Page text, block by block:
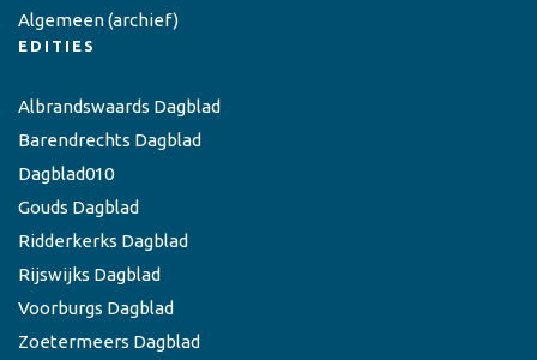
Algemeen(archief)
EDITIES
Albrandswaards Dagblad
Barendrechts Dagblad
Dagblad010
Gouds Dagblad
Ridderkerks Dagblad
Rijswijks Dagblad
Voorburgs Dagblad
Zoetermeers Dagblad